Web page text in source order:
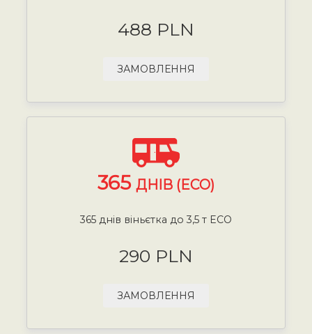
488 PLN
ЗАМОВЛЕННЯ
365 ДНІВ (ECO)
365 днів віньєтка до 3,5 т ECO
290 PLN
ЗАМОВЛЕННЯ